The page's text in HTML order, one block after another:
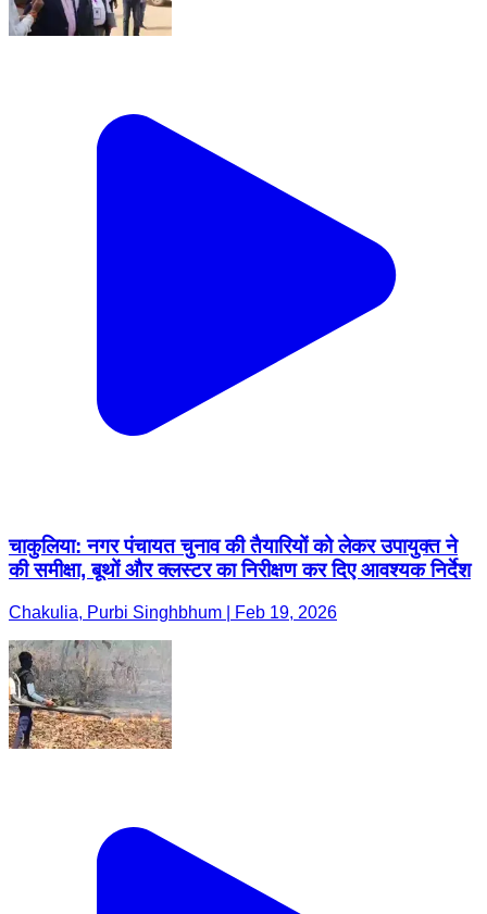
चाकुलिया: नगर पंचायत चुनाव की तैयारियों को लेकर उपायुक्त ने
की समीक्षा, बूथों और क्लस्टर का निरीक्षण कर दिए आवश्यक निर्देश
Chakulia, Purbi Singhbhum | Feb 19, 2026